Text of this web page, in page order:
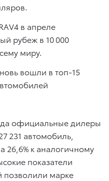
в апреле
рубеж в 10 000
миру.
вошли в топ-15
официальные дилеры
231 автомобиль,
26,6% к аналогичному
показатели
марке